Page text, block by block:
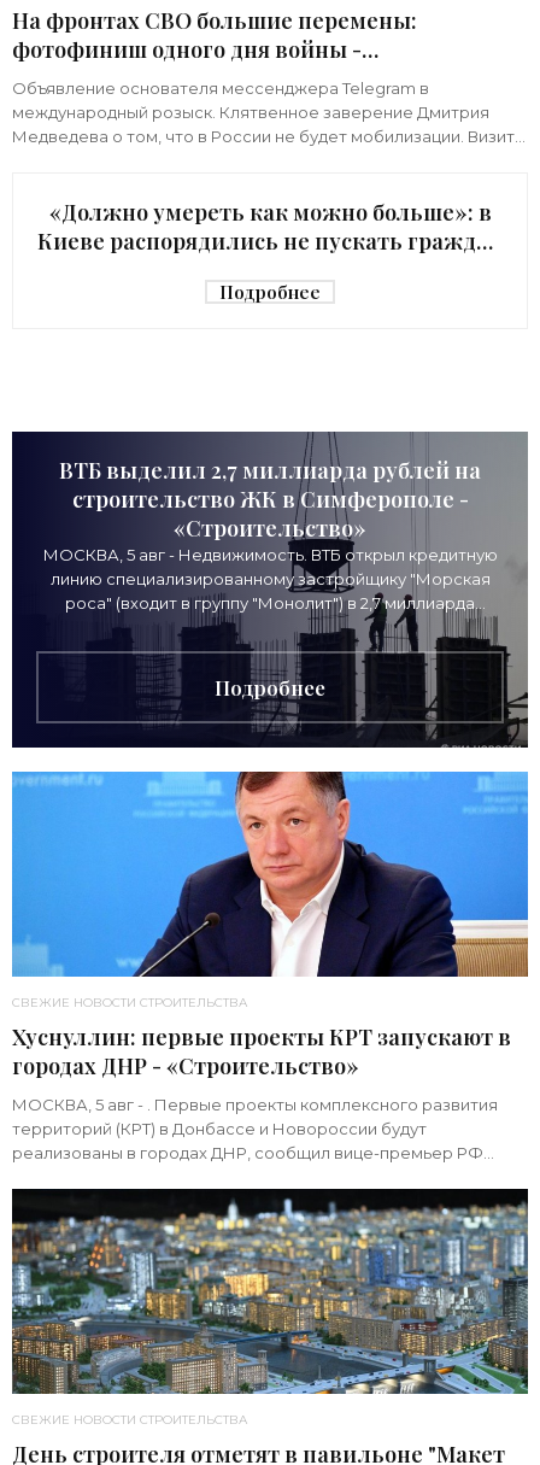
На фронтах СВО большие перемены:
фотофиниш одного дня войны -
«Недвижимость»
Объявление основателя мессенджера Telegram в
международный розыск. Клятвенное заверение Дмитрия
Медведева о том, что в России не будет мобилизации. Визит
«Должно умереть как можно больше»: в
Киеве распорядились не пускать граждан
Подробнее
ВТБ выделил 2,7 миллиарда рублей на
строительство ЖК в Симферополе -
«Строительство»
МОСКВА, 5 авг - Недвижимость. ВТБ открыл кредитную
линию специализированному застройщику "Морская
роса" (входит в группу "Монолит") в 2,7 миллиарда
рублей для
Подробнее
СВЕЖИЕ НОВОСТИ СТРОИТЕЛЬСТВА
Хуснуллин: первые проекты КРТ запускают в
городах ДНР - «Строительство»
МОСКВА, 5 авг - . Первые проекты комплексного развития
территорий (КРТ) в Донбассе и Новороссии будут
реализованы в городах ДНР, сообщил вице-премьер РФ
СВЕЖИЕ НОВОСТИ СТРОИТЕЛЬСТВА
День строителя отметят в павильоне "Макет